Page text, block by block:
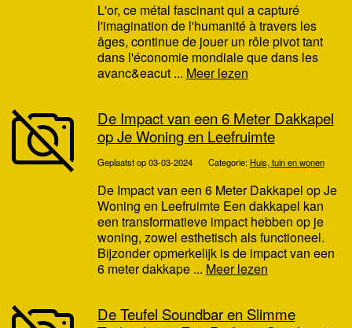
L'or, ce métal fascinant qui a capturé
l'imagination de l'humanité à travers les
âges, continue de jouer un rôle pivot tant
dans l'économie mondiale que dans les
avanc&eacut ... Meer lezen
De Impact van een 6 Meter Dakkapel
op Je Woning en Leefruimte
Geplaatst op 03-03-2024 Categorie: Huis, tuin en wonen
De Impact van een 6 Meter Dakkapel op Je
Woning en Leefruimte Een dakkapel kan
een transformatieve impact hebben op je
woning, zowel esthetisch als functioneel.
Bijzonder opmerkelijk is de impact van een
6 meter dakkape ... Meer lezen
De Teufel Soundbar en Slimme